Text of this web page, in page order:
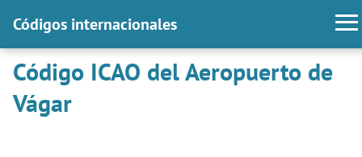
Códigos internacionales
Código ICAO del Aeropuerto de
Vágar